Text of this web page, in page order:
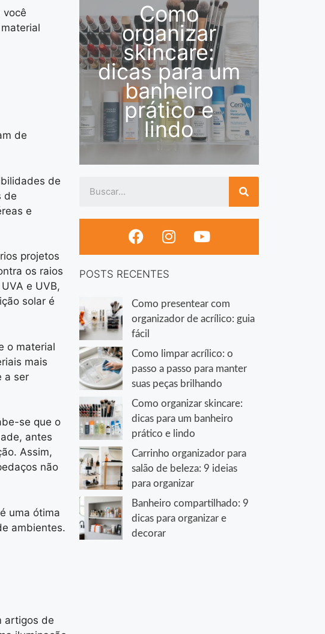
você
de
de
de
e
projetos
os raios
e UVB,
solar é
o material
mais
a ser
se que o
antes
Assim,
não
uma ótima
ambientes.
artigos de
Como
organizar
skincare:
dicas para um
banheiro
prático e
lindo
POSTS RECENTES
Como presentear com
organizador de acrílico: guia
fácil
Como limpar acrílico: o
passo a passo para manter
suas peças brilhando
Como organizar skincare:
dicas para um banheiro
prático e lindo
Carrinho organizador para
salão de beleza: 9 ideias
para organizar
Banheiro compartilhado: 9
dicas para organizar e
decorar